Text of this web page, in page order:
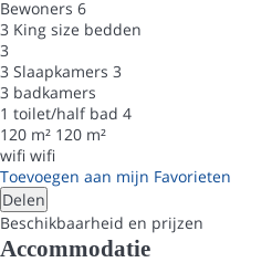
Bewoners 6
3 King size bedden
3
3 Slaapkamers 3
3 badkamers
1 toilet/half bad 4
120 m² 120 m²
wifi wifi
Toevoegen aan mijn Favorieten
Delen
Beschikbaarheid en prijzen
Accommodatie